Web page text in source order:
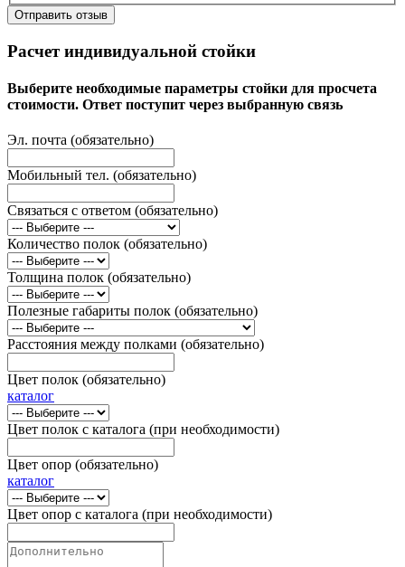
Отправить отзыв
Расчет индивидуальной стойки
Выберите необходимые параметры стойки для просчета
стоимости. Ответ поступит через выбранную связь
Эл. почта (обязательно)
Мобильный тел. (обязательно)
Связаться с ответом (обязательно)
Количество полок (обязательно)
Толщина полок (обязательно)
Полезные габариты полок (обязательно)
Расстояния между полками (обязательно)
Цвет полок (обязательно)
каталог
Цвет полок с каталога (при необходимости)
Цвет опор (обязательно)
каталог
Цвет опор с каталога (при необходимости)